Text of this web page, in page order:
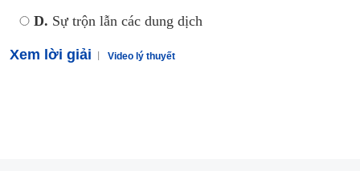
D. Sự trộn lẫn các dung dịch
Xem lời giải Video lý thuyết